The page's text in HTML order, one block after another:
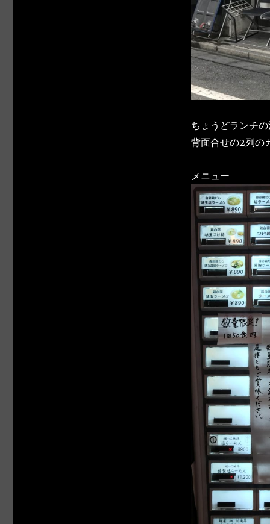
ちょうどランチ
背面合せの2列の
メニュー